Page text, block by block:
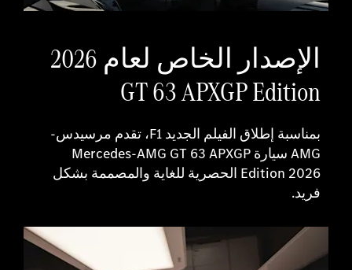
الإصدار الخاص لعام 2026
GT 63 APXGP Edition
بمناسبة إطلاق الفيلم الجديد F1، تقدم مرسيدس-
AMG سيارة Mercedes-AMG GT 63 APXGP
Edition 2026 الحصرية للغاية والمصممة بشكل
فريد.